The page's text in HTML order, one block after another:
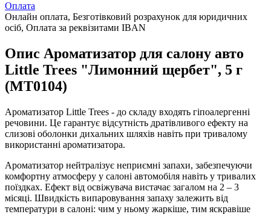
Оплата
Онлайн оплата, Безготівковий розрахунок для юридичних
осіб, Оплата за реквізитами IBAN
Опис Ароматизатор для салону авто
Little Trees "Лимонний щербет", 5 г
(MT0104)
Ароматизатор Little Trees - до складу входять гіпоалергенні
речовини. Це гарантує відсутність дратівливого ефекту на
слизові оболонки дихальних шляхів навіть при тривалому
використанні ароматизатора.
Ароматизатор нейтралізує неприємні запахи, забезпечуючи
комфортну атмосферу у салоні автомобіля навіть у тривалих
поїздках. Ефект від освіжувача вистачає загалом на 2 – 3
місяці. Швидкість випаровування запаху залежить від
температури в салоні: чим у ньому жаркіше, тим яскравіше